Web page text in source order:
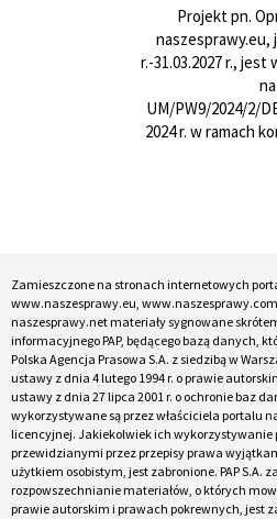
Projekt pn.
naszesprawy.eu,
r.-31.03.2027 r.,
UM/PW9/2024/2/
2024 r. w ramach
Zamieszczone na stronach internetowych
www.naszesprawy.eu,
naszesprawy.net materiały sygnowane
informacyjnego PAP, będącego bazą danych,
Polska Agencja Prasowa S.A. z siedzibą w
ustawy z dnia 4 lutego 1994 r. o prawie
ustawy z dnia 27 lipca 2001 r. o ochronie baz
wykorzystywane są przez właściciela portalu
licencyjnej. Jakiekolwiek ich wykorzystywanie
przewidzianymi przez przepisy prawa
użytkiem osobistym, jest zabronione. PAP S.A.
rozpowszechnianie materiałów, o których
prawie autorskim i prawach pokrewnych, jest